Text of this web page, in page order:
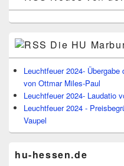
Die HU
Leuchtfeuer 2024-
von Ottmar Miles-Paul
Leuchtfeuer 2024- Laudatio
Leuchtfeuer 2024 -
Vaupel
hu-hessen.de